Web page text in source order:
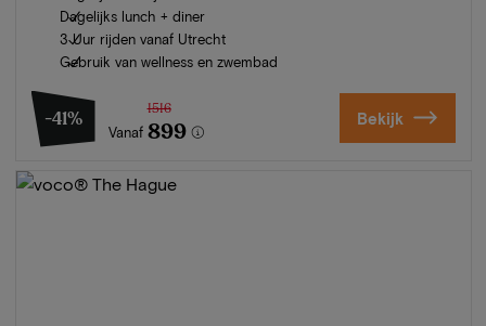
Dagelijks lunch + diner
3 Uur rijden vanaf Utrecht
Gebruik van wellness en zwembad
-41%
Vanaf
1516
899 Bekijk